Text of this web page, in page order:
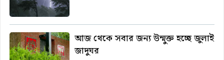
আজ থেকে সবার জন্য উন্মুক্ত হচ্ছে জুলাই
জাদুঘর